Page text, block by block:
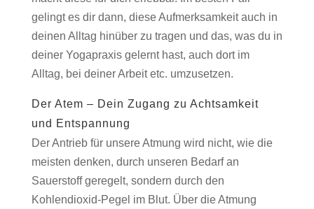
gelingt es dir dann, diese Aufmerksamkeit auch in
deinen Alltag hinüber zu tragen und das, was du in
deiner Yogapraxis gelernt hast, auch dort im
Alltag, bei deiner Arbeit etc. umzusetzen.
Der Atem – Dein Zugang zu Achtsamkeit
und Entspannung
Der Antrieb für unsere Atmung wird nicht, wie die
meisten denken, durch unseren Bedarf an
Sauerstoff geregelt, sondern durch den
Kohlendioxid-Pegel im Blut. Über die Atmung